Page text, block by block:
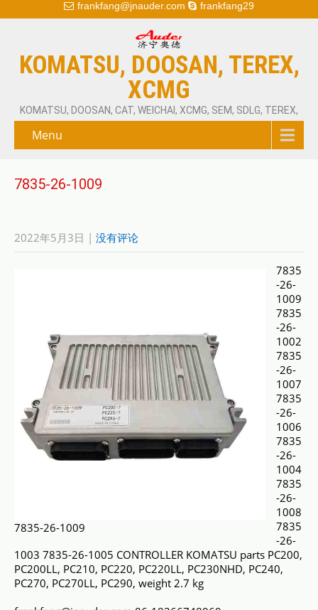
frankfang@jnauder.com frankfang29
KOMATSU, DOOSAN, TEREX,
XCMG
KOMATSU, DOOSAN, CAT, WEICHAI, XCMG, SEM, SDLG, TEREX,
Menu
7835-26-1009
2022年5月3日 | 没有评论
7835-26-1009
7835
-26-
1009
7835
-26-
1002
7835
-26-
1007
7835
-26-
1006
7835
-26-
1004
7835
-26-
1008
7835
-26-
1003 7835-26-1005 CONTROLLER KOMATSU parts PC200,
PC200LL, PC210, PC220, PC220LL, PC230NHD, PC240,
PC270, PC270LL, PC290, weight 2.7 kg